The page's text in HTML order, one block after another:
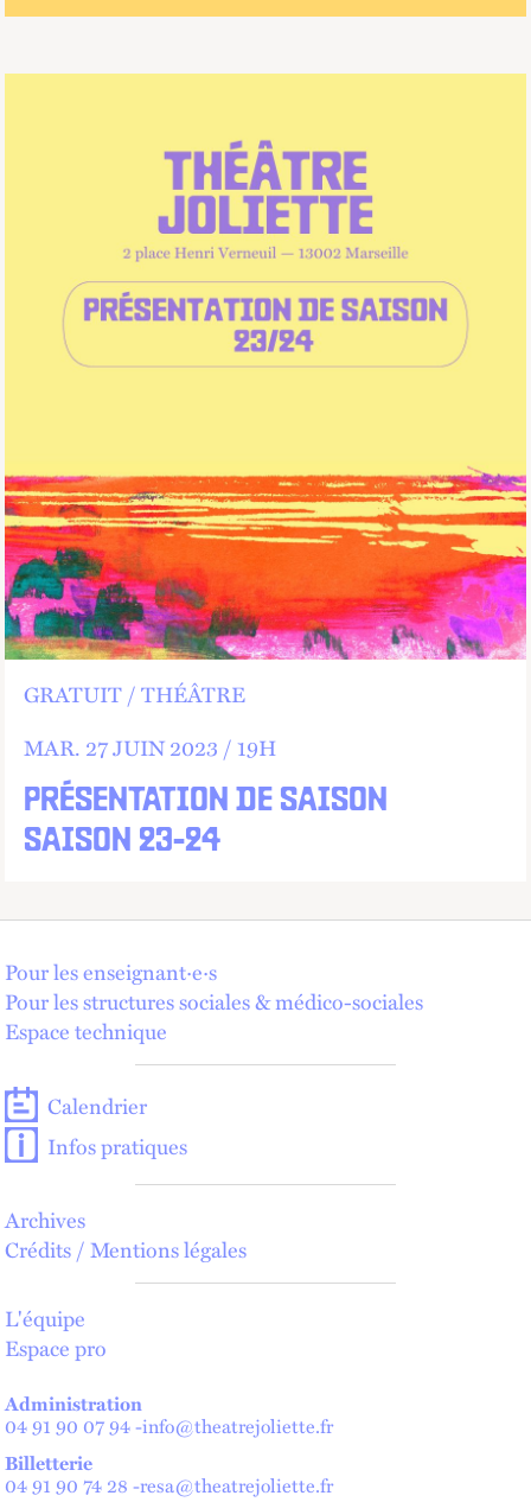
PRÉSENTATION DE SAISON
SAISON 23-24
GRATUIT THÉÂTRE
MAR. 27 JUIN 2023 /19H
Pour les enseignant·e·s
Pour les structures sociales & médico-sociales
Espace technique
Calendrier
Infos pratiques
Archives
Crédits / Mentions légales
L'équipe
Espace pro
Administration
04 91 90 07 94-info@theatrejoliette.fr
Billetterie
04 91 90 74 28 -resa@theatrejoliette.fr